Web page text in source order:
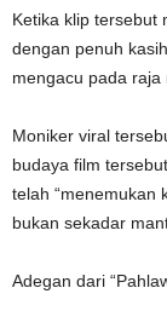
Ketika klip tersebut
dengan penuh
mengacu pada raja
Moniker viral
budaya film
telah “menemukan
bukan sekadar
Adegan dari